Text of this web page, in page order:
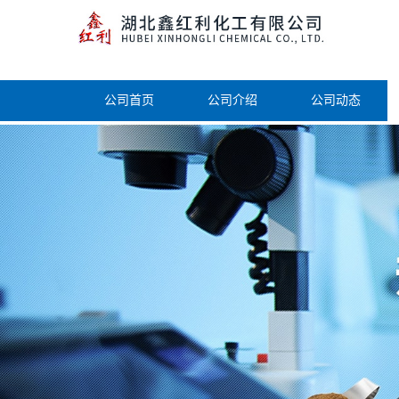
公司首页 公司介绍 公司动态